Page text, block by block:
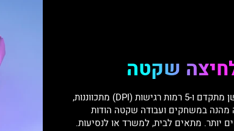
שקטה
באמצעות חיישן מתקדם ו-5 רמות רגישות (DPI) מתכווננות,
מהנה במשחקים ועבודה שקטה הודות
יותר. מתאים לבית, למשרד או לנסיעות.